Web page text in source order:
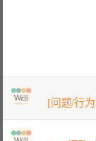
[问题/行